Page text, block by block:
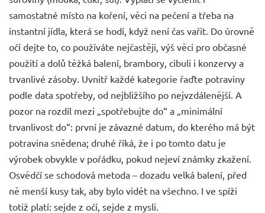
samostatné místo na koření , věci na pečení a třeba na
instantní jídla , která se hodí, když není čas vařit. Do úrovně
očí dejte to, co používáte nejčastěji, výš věci pro občasné
použití a dolů těžká balení, brambory, cibuli i konzervy a
trvanlivé zásoby . Uvnitř každé kategorie řaďte potraviny
podle data spotřeby, od nejbližšího po nejvzdálenější. A
pozor na rozdíl mezi „spotřebujte do“ a „minimální
trvanlivost do“: první je závazné datum, do kterého má být
potravina snědena; druhé říká, že i po tomto datu je
výrobek obvykle v pořádku, pokud nejeví známky zkažení.
Osvědčí se schodová metoda – dozadu velká balení, před
ně menší kusy tak, aby bylo vidět na všechno. I ve spíži
totiž platí: sejde z očí, sejde z mysli.